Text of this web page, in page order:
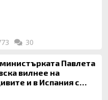
30
Павлета
вилнее на
и в Испания с